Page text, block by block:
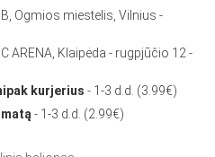
Ogmios miestelis, Vilnius -
ARENA, Klaipėda - rugpjūčio 12 -
kurjerius - 1-3 d.d. (3.99€)
- 1-3 d.d. (2.99€)